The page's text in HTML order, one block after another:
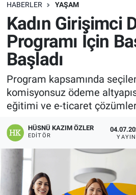
HABERLER YAŞAM
Kadın Girişimci
Programı İçin
Başladı
Program kapsamında
komisyonsuz ödeme
eğitimi ve e-ticaret
HÜSNÜ KAZIM ÖZLER
EDITÖR
Köşe Yazarları
Kültür Sanat
Manşet
Resmi İlanlar
Sağlık
Son Dakika
Spor
Uşak Haberleri